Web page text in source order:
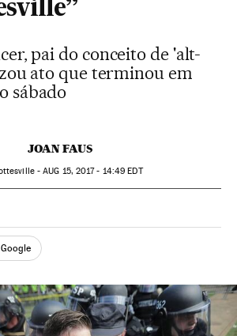
pai do conceito de 'alt-
ato que terminou em
sábado
JOAN FAUS
-AUG 15, 2017 - 14:49 EDT
Facebook
en TwitterRedes Sociales